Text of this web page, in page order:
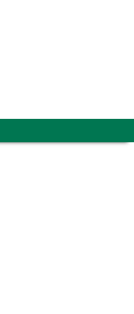
Los Ríos